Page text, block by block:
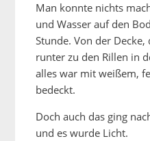
Man konnte nichts
und Wasser auf den
Stunde. Von der
runter zu den Rillen in
alles war mit weißem,
bedeckt.
Doch auch das ging
und es wurde Licht.